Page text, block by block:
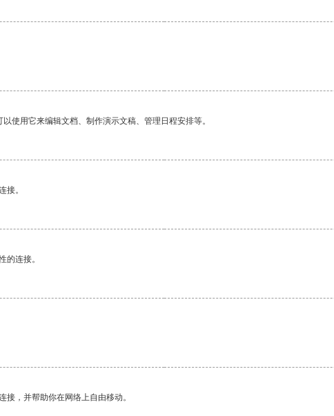
使用它来编辑文档、制作演示文稿、管理日程安排等。
接。
的连接。
，并帮助你在网络上自由移动。